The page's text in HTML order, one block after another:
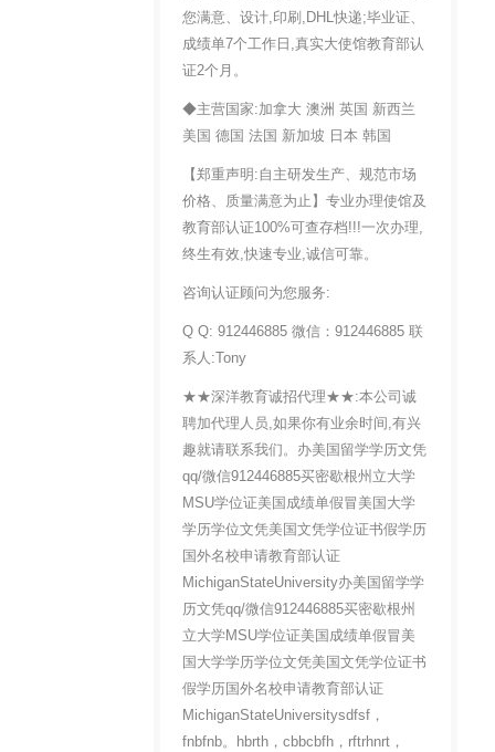
您满意、设计,印刷,DHL快递;毕业证、
成绩单7个工作日,真实大使馆教育部认
证2个月。
◆主营国家:加拿大 澳洲 英国 新西兰
美国 德国 法国 新加坡 日本 韩国
【郑重声明:自主研发生产、规范市场
价格、质量满意为止】专业办理使馆及
教育部认证100%可查存档!!!一次办理,
终生有效,快速专业,诚信可靠。
咨询认证顾问为您服务:
Q Q: 912446885 微信：912446885 联
系人:Tony
★★深洋教育诚招代理★★:本公司诚
聘加代理人员,如果你有业余时间,有兴
趣就请联系我们。办美国留学学历文凭
qq/微信912446885买密歇根州立大学
MSU学位证美国成绩单假冒美国大学
学历学位文凭美国文凭学位证书假学历
国外名校申请教育部认证
MichiganStateUniversity办美国留学学
历文凭qq/微信912446885买密歇根州
立大学MSU学位证美国成绩单假冒美
国大学学历学位文凭美国文凭学位证书
假学历国外名校申请教育部认证
MichiganStateUniversitysdfsf，
fnbfnb。hbrth，cbbcbfh，rftrhnrt，